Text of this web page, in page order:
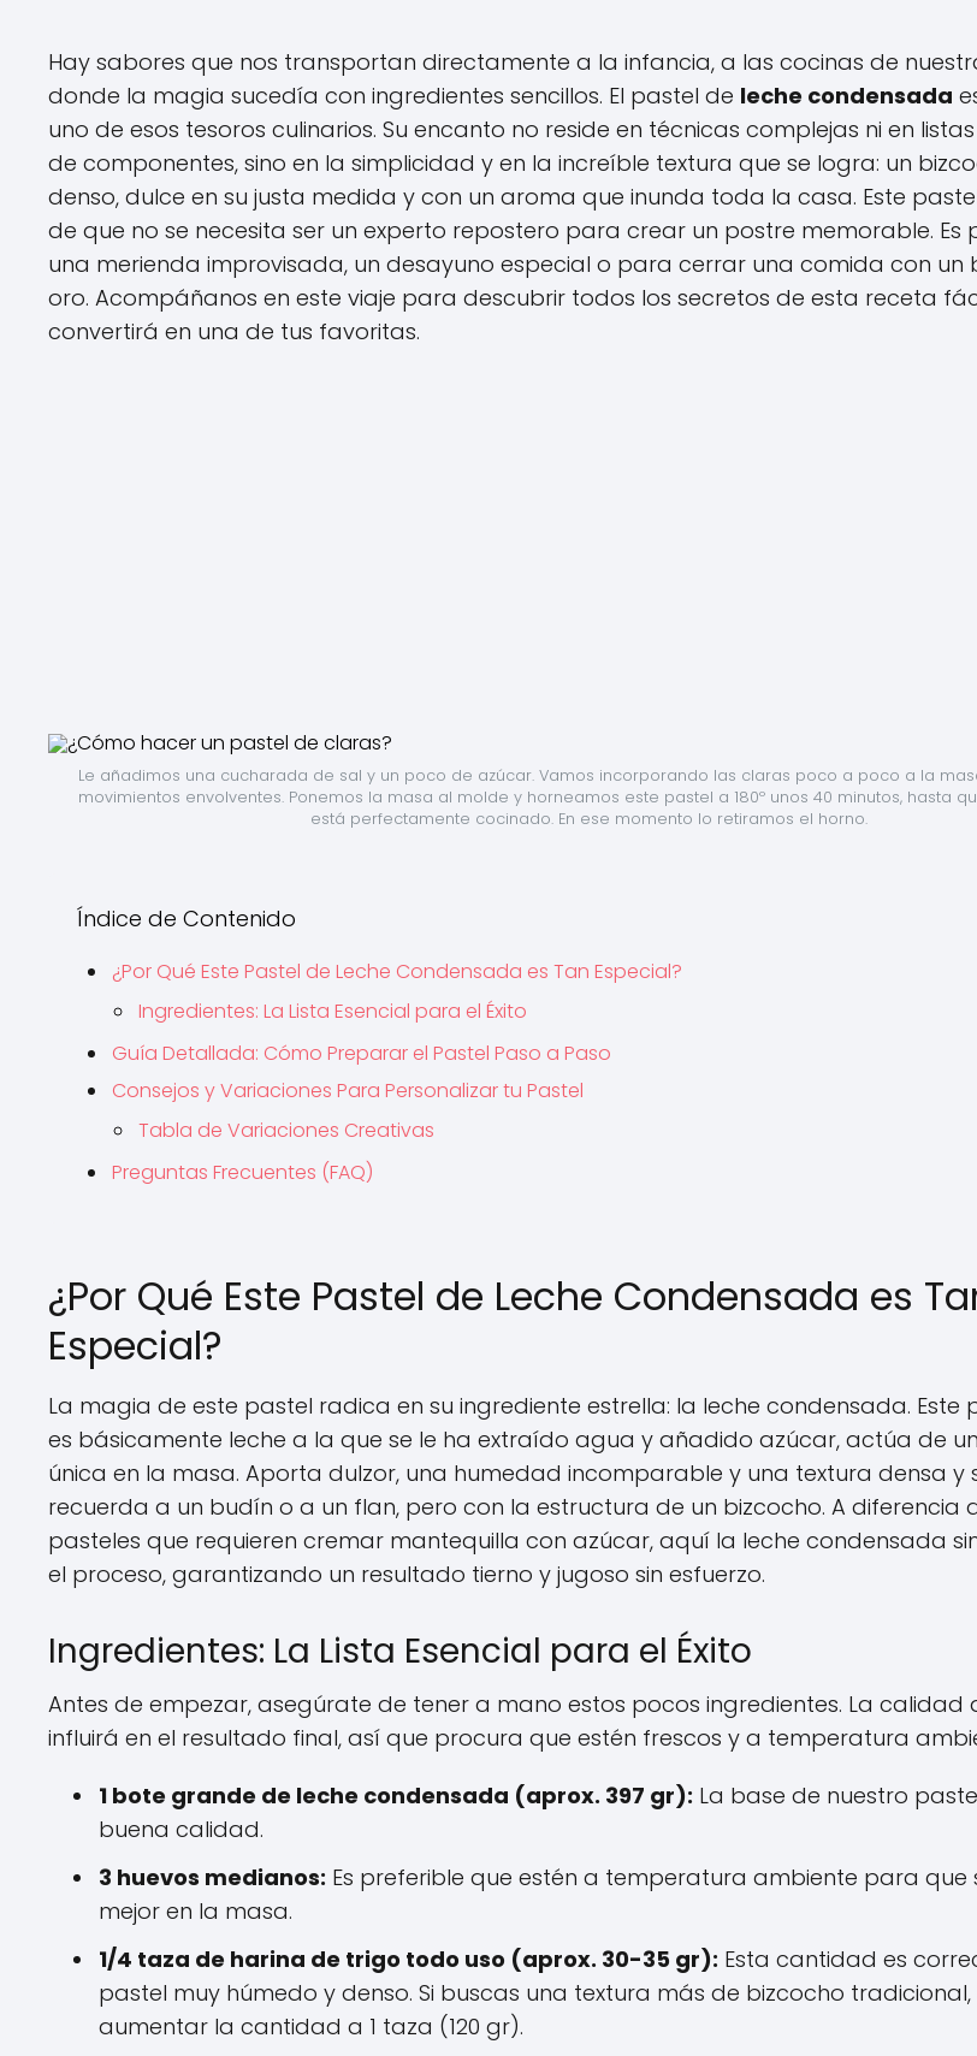
Hay sabores que nos transportan directamente a la infancia, a las cocinas de
donde la magia sucedía con ingredientes sencillos. El pastel de leche condensada
uno de esos tesoros culinarios. Su encanto no reside en técnicas complejas ni en
de componentes, sino en la simplicidad y en la increíble textura que se logra: un
denso, dulce en su justa medida y con un aroma que inunda toda la casa. Este
de que no se necesita ser un experto repostero para crear un postre memorable.
una merienda improvisada, un desayuno especial o para cerrar una comida con un
oro. Acompáñanos en este viaje para descubrir todos los secretos de esta receta
convertirá en una de tus favoritas.
Le añadimos una cucharada de sal y un poco de azúcar. Vamos incorporando las claras poco a poco a la
movimientos envolventes. Ponemos la masa al molde y horneamos este pastel a 180º unos 40 minutos, hasta
está perfectamente cocinado. En ese momento lo retiramos el horno.
Índice de Contenido
¿Por Qué Este Pastel de Leche Condensada es Tan Especial?
Ingredientes: La Lista Esencial para el Éxito
Guía Detallada: Cómo Preparar el Pastel Paso a Paso
Consejos y Variaciones Para Personalizar tu Pastel
Tabla de Variaciones Creativas
Preguntas Frecuentes (FAQ)
¿Por Qué Este Pastel de Leche Condensada es
Especial?
La magia de este pastel radica en su ingrediente estrella: la leche condensada. Este
es básicamente leche a la que se le ha extraído agua y añadido azúcar, actúa de
única en la masa. Aporta dulzor, una humedad incomparable y una textura densa y
recuerda a un budín o a un flan, pero con la estructura de un bizcocho. A diferencia
pasteles que requieren cremar mantequilla con azúcar, aquí la leche condensada
el proceso, garantizando un resultado tierno y jugoso sin esfuerzo.
Ingredientes: La Lista Esencial para el Éxito
Antes de empezar, asegúrate de tener a mano estos pocos ingredientes. La calidad
influirá en el resultado final, así que procura que estén frescos y a temperatura
1 bote grande de leche condensada (aprox. 397 gr): La base de nuestro
buena calidad.
3 huevos medianos: Es preferible que estén a temperatura ambiente para que
mejor en la masa.
1/4 taza de harina de trigo todo uso (aprox. 30-35 gr): Esta cantidad es
pastel muy húmedo y denso. Si buscas una textura más de bizcocho
aumentar la cantidad a 1 taza (120 gr).